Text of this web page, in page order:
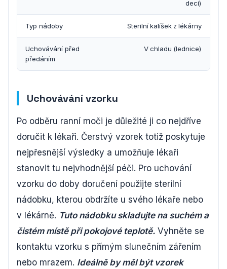
deci)
Typ nádoby Sterilní kalíšek z lékárny
Uchovávání před
předáním
V chladu (lednice)
Uchovávání vzorku
Po odběru ranní moči je důležité ji co nejdříve
doručit k lékaři. Čerstvý vzorek totiž poskytuje
nejpřesnější výsledky a umožňuje lékaři
stanovit tu nejvhodnější péči. Pro uchování
vzorku do doby doručení použijte sterilní
nádobku, kterou obdržíte u svého lékaře nebo
v lékárně. Tuto nádobku skladujte na suchém a
čistém místě při pokojové teplotě. Vyhněte se
kontaktu vzorku s přímým slunečním zářením
nebo mrazem. Ideálně by měl být vzorek